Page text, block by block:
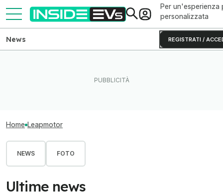
Per un'esperienza
personalizzata
REGISTRATI /
News
Home Leapmotor
NEWS FOTO
Ultime news